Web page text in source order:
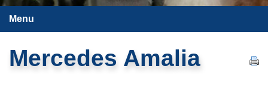
Menu
Mercedes Amalia